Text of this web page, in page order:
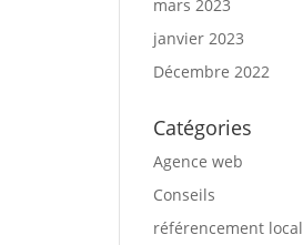
mars 2023
janvier 2023
Décembre 2022
Catégories
Agence web
Conseils
référencement local